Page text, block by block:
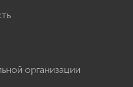
организации